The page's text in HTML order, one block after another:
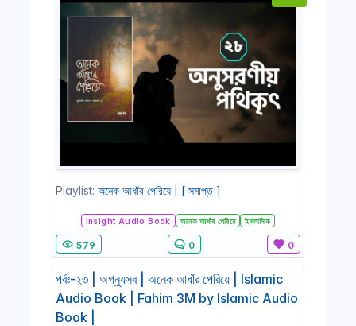
Playlist: অনেক আধাঁর পেরিয়ে | [ সমাপ্ত ]
Insight Audio Book অনেক আধাঁর পেরিয়ে ইসলামিক
579 0 0
পর্বঃ-২৩ | অগ্ন্যুসব | অনেক আধাঁর পেরিয়ে | Islamic
Audio Book | Fahim 3M by Islamic Audio
Book |